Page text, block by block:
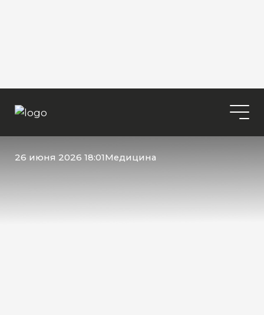
26 июня 2026 18:01Медицина